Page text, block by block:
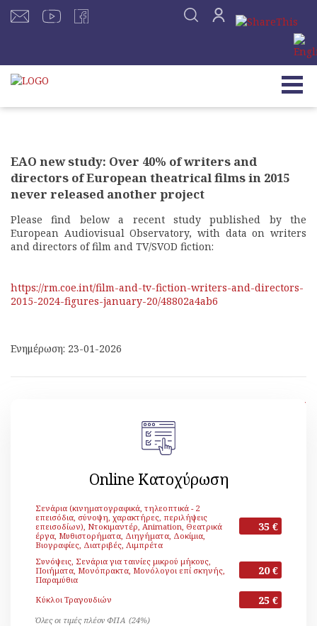
EAO new study: Over 40% of writers and
directors of European theatrical films in 2015
never released another project
Please find below a recent study published by the
European Audiovisual Observatory, with data on writers
and directors of film and TV/SVOD fiction:
https://rm.coe.int/film-and-tv-fiction-writers-and-directors-
2015-2024-figures-january-20/48802a4ab6
Ενημέρωση: 23-01-2026
[ Επιστροφή ]
Online Κατοχύρωση
Σενάρια (κινηματογραφικά, τηλεοπτικά - 2
επεισόδια, σύνοψη, χαρακτήρες, περιλήψεις
επεισοδίων), Ντοκιμαντέρ, Animation, Θεατρικά
έργα, Μυθιστορήματα, Διηγήματα, Δοκίμια,
Βιογραφίες, Διατριβές, Λιμπρέτα
35 €
Συνόψεις, Σενάρια για ταινίες μικρού μήκους,
Ποιήματα, Μονόπρακτα, Μονόλογοι επί σκηνής,
Παραμύθια
20 €
Κύκλοι Τραγουδιών 25 €
Όλες οι τιμές πλέον ΦΠΑ (24%)